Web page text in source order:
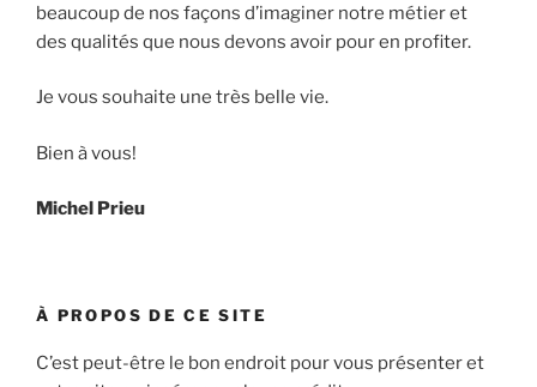
beaucoup de nos façons d’imaginer notre métier et
des qualités que nous devons avoir pour en profiter.
Je vous souhaite une très belle vie.
Bien à vous!
Michel Prieu
À PROPOS DE CE SITE
C’est peut-être le bon endroit pour vous présenter et